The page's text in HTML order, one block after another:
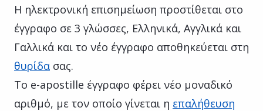
Η ηλεκτρονική επισημείωση προστίθεται στο
έγγραφο σε 3 γλώσσες, Ελληνικά, Αγγλικά και
Γαλλικά και το νέο έγγραφο αποθηκεύεται στη
θυρίδα σας.
Το e-apostille έγγραφο φέρει νέο μοναδικό
αριθμό, με τον οποίο γίνεται η επαλήθευση